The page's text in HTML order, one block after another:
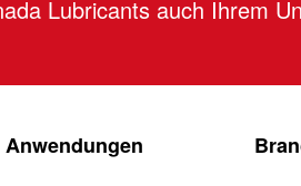
Lubricants auch Ihrem
Anwendungen